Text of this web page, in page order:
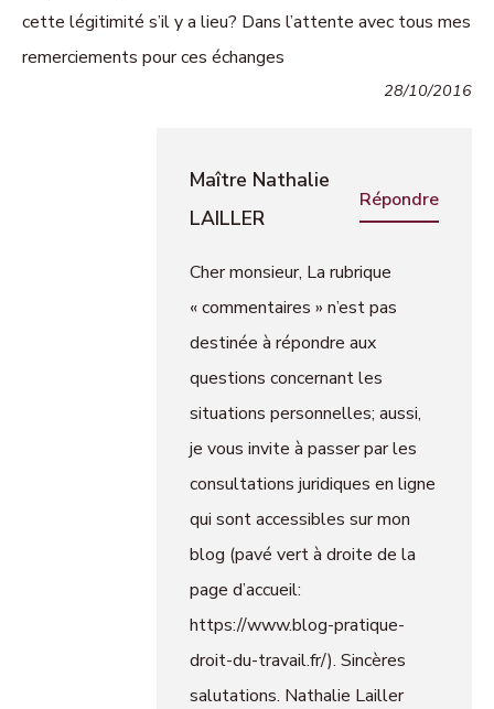
cette légitimité s’il y a lieu? Dans l’attente avec tous mes
remerciements pour ces échanges
28/10/2016
Maître Nathalie
LAILLER
Répondre
Cher monsieur, La rubrique
« commentaires » n’est pas
destinée à répondre aux
questions concernant les
situations personnelles; aussi,
je vous invite à passer par les
consultations juridiques en ligne
qui sont accessibles sur mon
blog (pavé vert à droite de la
page d’accueil:
https://www.blog-pratique-
droit-du-travail.fr/). Sincères
salutations. Nathalie Lailler